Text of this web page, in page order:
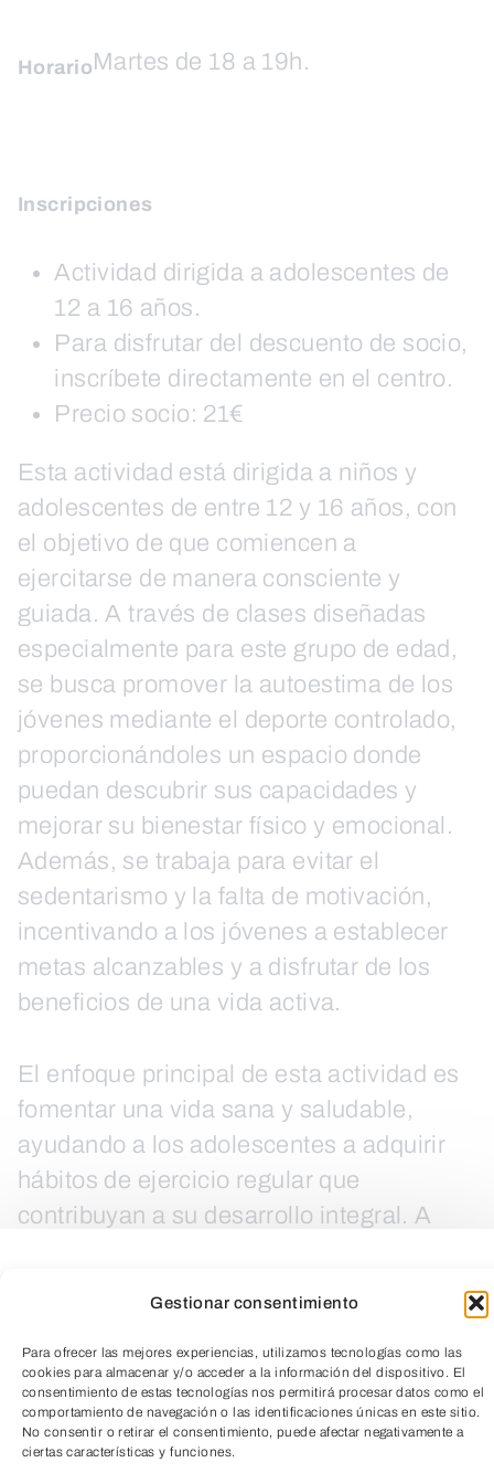
Gestionar consentimiento
Para ofrecer las mejores experiencias, utilizamos tecnologías como las
cookies para almacenar y/o acceder a la información del dispositivo. El
consentimiento de estas tecnologías nos permitirá procesar datos como el
comportamiento de navegación o las identificaciones únicas en este sitio.
No consentir o retirar el consentimiento, puede afectar negativamente a
ciertas características y funciones.
HorarioMartes de 18 a 19h.
Inscripciones
Actividad dirigida a adolescentes de
12 a 16 años.
Para disfrutar del descuento de socio,
inscríbete directamente en el centro.
Precio socio: 21€
Esta actividad está dirigida a niños y
adolescentes de entre 12 y 16 años, con
el objetivo de que comiencen a
ejercitarse de manera consciente y
guiada. A través de clases diseñadas
especialmente para este grupo de edad,
se busca promover la autoestima de los
jóvenes mediante el deporte controlado,
proporcionándoles un espacio donde
puedan descubrir sus capacidades y
mejorar su bienestar físico y emocional.
Además, se trabaja para evitar el
sedentarismo y la falta de motivación,
incentivando a los jóvenes a establecer
metas alcanzables y a disfrutar de los
beneficios de una vida activa.
El enfoque principal de esta actividad es
fomentar una vida sana y saludable,
ayudando a los adolescentes a adquirir
hábitos de ejercicio regular que
contribuyan a su desarrollo integral. A
dinámicos, los participantes aprenderán a
condición física y a construir una
mentalidad positiva hacia el deporte,
contribuyendo a su crecimiento personal
y bienestar general.